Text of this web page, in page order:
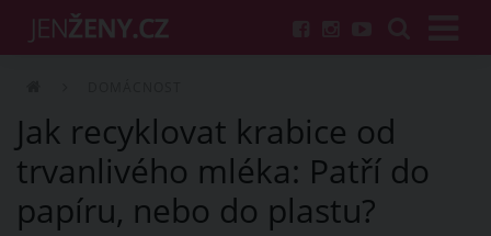
Jak recyklovat krabice od
trvanlivého mléka: Patří do
papíru, nebo do plastu?